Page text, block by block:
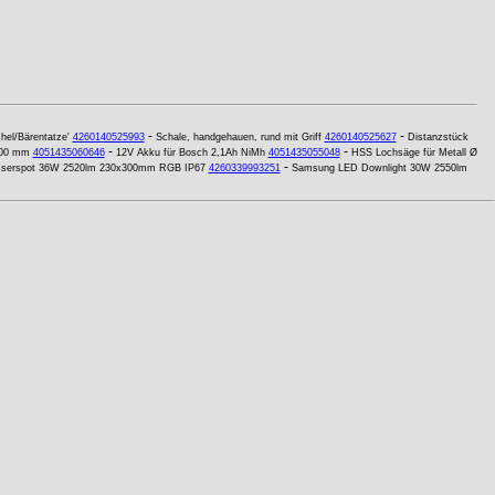
Bärentatze' 4260140525993- Schale, handgehauen, rund mit Griff 4260140525627- Distanzstück
mm 4051435060646- 12V Akku für Bosch 2,1Ah NiMh 4051435055048- HSS Lochsäge für Metall Ø
36W 2520lm 230x300mm RGB IP67 4260339993251- Samsung LED Downlight 30W 2550lm